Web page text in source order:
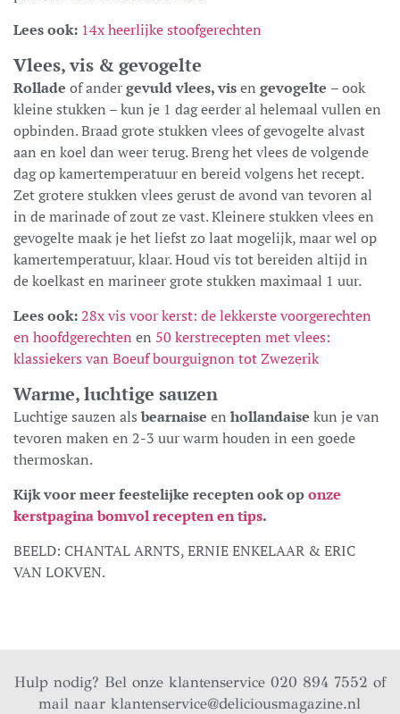
Lees ook: 14x heerlijke stoofgerechten
Vlees, vis & gevogelte
Rollade of andergevuld vlees, visen gevogelte – ook
kleine stukken – kun je 1 dag eerder al helemaal vullen en
opbinden. Braad grote stukken vlees of gevogelte alvast
aan en koel dan weer terug. Breng het vlees de volgende
dag op kamertemperatuur en bereid volgens het recept.
Zet grotere stukken vlees gerust de avond van tevoren al
in de marinade of zout ze vast. Kleinere stukken vlees en
gevogelte maak je het liefst zo laat mogelijk, maar wel op
kamertemperatuur, klaar. Houd vis tot bereiden altijd in
de koelkast en marineer grote stukken maximaal 1 uur.
Lees ook:28x vis voor kerst: de lekkerste voorgerechten
en hoofdgerechten en 50 kerstrecepten met vlees:
klassiekers van Boeuf bourguignon tot Zwezerik
Warme, luchtige sauzen
Luchtige sauzen alsbearnaise en hollandaise kun je van
tevoren maken en 2-3 uur warm houden in een goede
thermoskan.
Kijk voor meer feestelijke recepten ook oponze
kerstpagina bomvol recepten en tips.
BEELD: CHANTAL ARNTS, ERNIE ENKELAAR & ERIC
VAN LOKVEN.
Hulp nodig? Bel onze klantenservice 020 894 7552 of
mail naarklantenservice@deliciousmagazine.nl